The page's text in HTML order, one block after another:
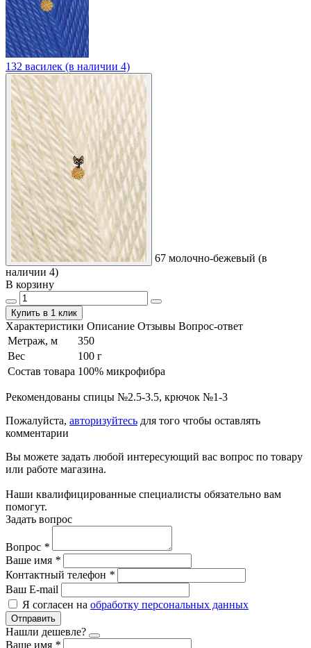
132 василек (в наличии 4)
67 молочно-бежевый (в
наличии 4)
В корзину
Купить в 1 клик
Характеристики Описание Отзывы Вопрос-ответ
Метраж, м
350
Вес
100 г
Состав товара 100% микрофибра
Рекомендованы спицы №2.5-3.5, крючок №1-3
Пожалуйста, авторизуйтесь для того чтобы оставлять
комментарии
Вы можете задать любой интересующий вас вопрос по товару
или работе магазина.
Наши квалифицированные специалисты обязательно вам
помогут.
Задать вопрос
Вопрос *
Ваше имя *
Контактный телефон *
Ваш E-mail
Я согласен на обработку персональных данных
Отправить
Нашли дешевле?
Ваше имя *